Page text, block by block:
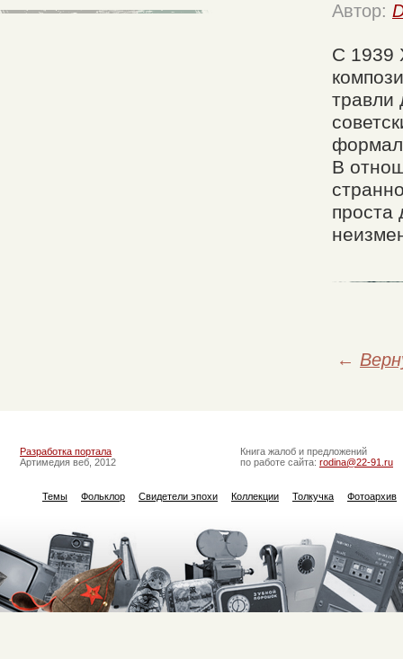
Автор:
С 1939
травли
В
проста
←
Разработка портала
Артимедия веб, 2012
Книга жалоб и предложений
по работе сайта: rodina@22-91.ru
Темы Фольклор Свидетели эпохи Коллекции Толкучка Фотоархив